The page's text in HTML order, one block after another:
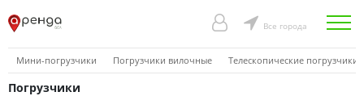
Все города
Мини-погрузчики Погрузчики вилочные Телескопические погрузчики
Погрузчики